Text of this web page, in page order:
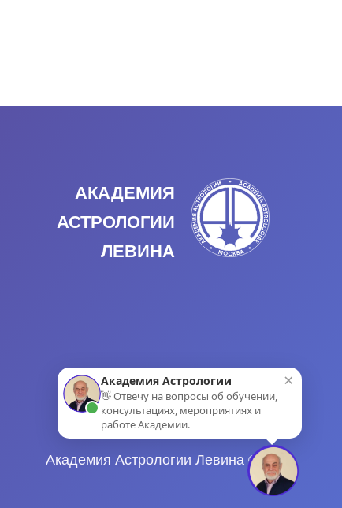
АКАДЕМИЯ
АСТРОЛОГИИ
ЛЕВИНА
Академия Астрологии Левина © 2024
×
Академия Астрологии
👋 Отвечу на вопросы об обучении,
консультациях, мероприятиях и
работе Академии.